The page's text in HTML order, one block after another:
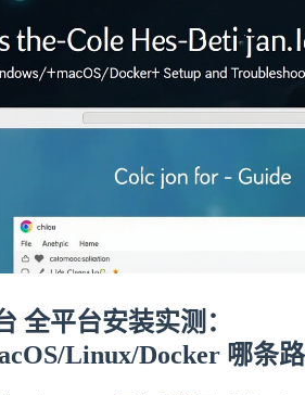
全平台安装实测：
Linux/Docker 哪条